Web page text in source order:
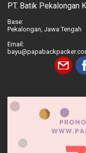
PT. Batik Pekalongan
Base:
Pekalongan, Jawa Tengah
Email: